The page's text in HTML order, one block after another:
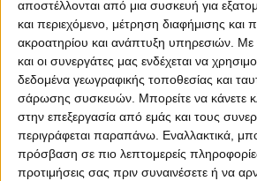
αποστέλλονται από μια συσκευή για
και περιεχόμενο, μέτρηση διαφήμισης και
ακροατηρίου και ανάπτυξη υπηρεσιών. Με
και οι συνεργάτες μας ενδέχεται να
δεδομένα γεωγραφικής τοποθεσίας και
σάρωσης συσκευών. Μπορείτε να κάνετε
στην επεξεργασία από εμάς και τους
περιγράφεται παραπάνω. Εναλλακτικά,
πρόσβαση σε πιο λεπτομερείς
προτιμήσεις σας πριν συναινέσετε ή να
Designed & developed byporcupine colors&